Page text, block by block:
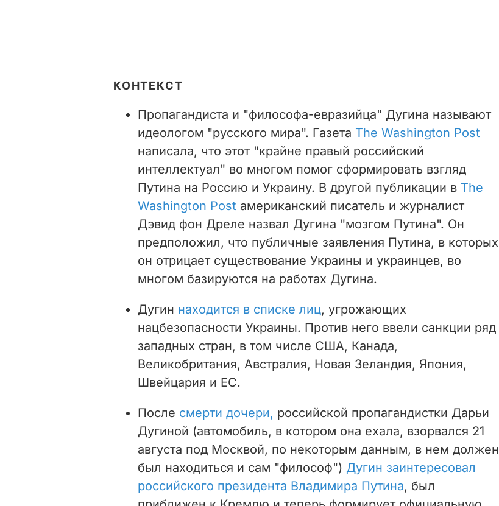
КОНТЕКСТ
Пропагандиста и "философа-евразийца" Дугина называют
идеологом "русского мира". Газета The Washington Post
написала, что этот "крайне правый российский
интеллектуал" во многом помог сформировать взгляд
Путина на Россию и Украину. В другой публикации в The
Washington Post американский писатель и журналист
Дэвид фон Дреле назвал Дугина "мозгом Путина". Он
предположил, что публичные заявления Путина, в которых
он отрицает существование Украины и украинцев, во
многом базируются на работах Дугина.
Дугин находится в списке лиц, угрожающих
нацбезопасности Украины. Против него ввели санкции ряд
западных стран, в том числе США, Канада,
Великобритания, Австралия, Новая Зеландия, Япония,
Швейцария и ЕС.
После смерти дочери, российской пропагандистки Дарьи
Дугиной (автомобиль, в котором она ехала, взорвался 21
августа под Москвой, по некоторым данным, в нем должен
был находиться и сам "философ") Дугин заинтересовал
российского президента Владимира Путина, был